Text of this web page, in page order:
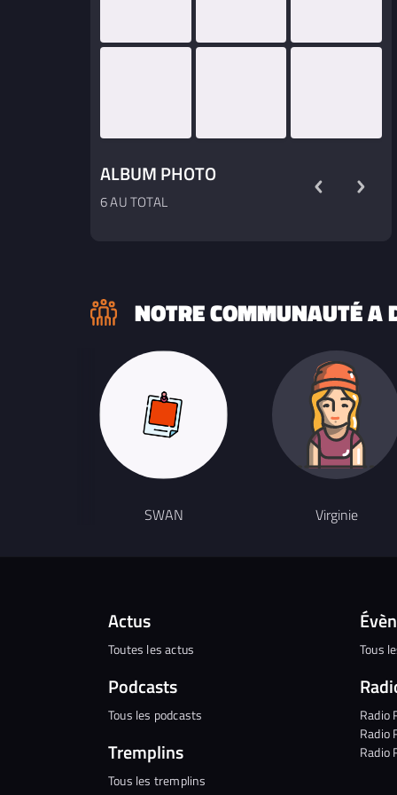
ALBUM PHOTO
6 AU TOTAL
NOTRE COMMUNAUTÉ A
SWAN Virginie
Actus
Toutes les actus
Podcasts
Tous les podcasts
Tremplins
Tous les tremplins
Tous
Radio
Radio
Radio